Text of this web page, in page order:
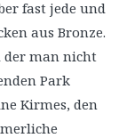
fast jede und
aus Bronze.
der man nicht
Park
Kirmes, den